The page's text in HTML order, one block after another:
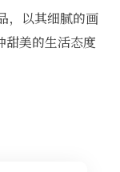
，以其细腻的画
甜美的生活态度